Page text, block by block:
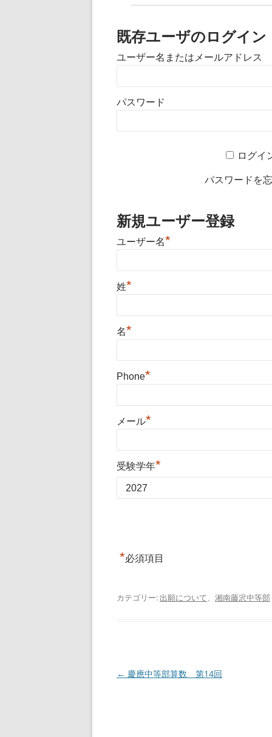
既存ユーザのログイン
ユーザー名またはメールアドレス
パスワード
ログイ
パスワードを
新規ユーザー登録
ユーザー名*
姓*
名*
Phone*
メール*
受験学年*
*必須項目
カテゴリー: 出願について、 湘南藤沢中等部
投
← 慶應中等部算数 第14回